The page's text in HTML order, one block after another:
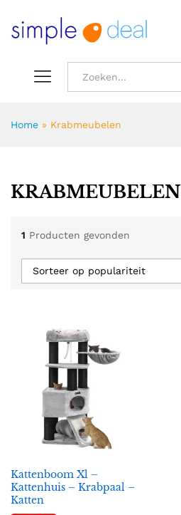
Home » Krabmeubelen
KRABMEUBELEN
1 Producten gevonden
Sorteer op populariteit
Kattenboom Xl –
Kattenhuis – Krabpaal –
Katten